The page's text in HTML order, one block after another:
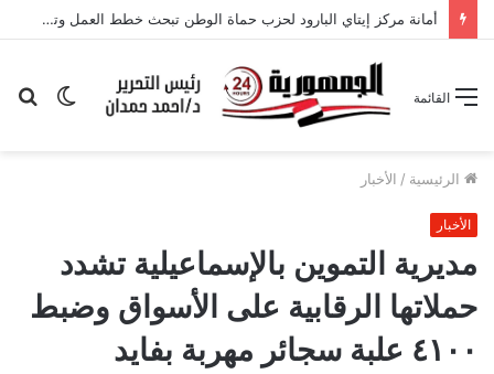
الوضع
القائمة
الرئيسية / الأخبار
الأخبار
مديرية التموين بالإسماعيلية تشدد
حملاتها الرقابية على الأسواق وضبط
٤١٠٠ علبة سجائر مهربة بفايد